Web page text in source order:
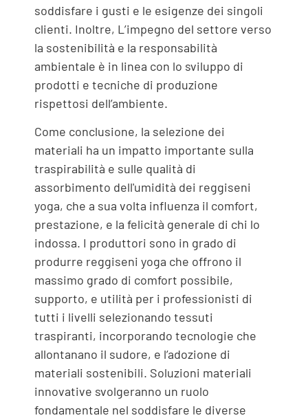
soddisfare i gusti e le esigenze dei singoli
clienti. Inoltre, L’impegno del settore verso
la sostenibilità e la responsabilità
ambientale è in linea con lo sviluppo di
prodotti e tecniche di produzione
rispettosi dell’ambiente.
Come conclusione, la selezione dei
materiali ha un impatto importante sulla
traspirabilità e sulle qualità di
assorbimento dell'umidità dei reggiseni
yoga, che a sua volta influenza il comfort,
prestazione, e la felicità generale di chi lo
indossa. I produttori sono in grado di
produrre reggiseni yoga che offrono il
massimo grado di comfort possibile,
supporto, e utilità per i professionisti di
tutti i livelli selezionando tessuti
traspiranti, incorporando tecnologie che
allontanano il sudore, e l’adozione di
materiali sostenibili. Soluzioni materiali
innovative svolgeranno un ruolo
fondamentale nel soddisfare le diverse